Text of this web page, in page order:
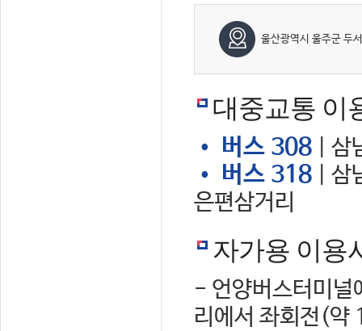
울산광역시 울주군 두
대중교통 이
• 버스 308 | 삼
• 버스 318 | 삼
은편삼거리
자가용 이용
- 언양버스터미널
리에서 좌회전(약